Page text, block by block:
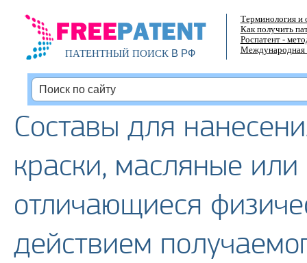
ПАТЕНТНЫЙ ПОИСКВ РФ
Терминология и
Как получить
Роспатент -
Международная
Составы для
краски, масляные
отличающиеся
действием